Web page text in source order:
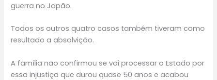
guerra no Japão.
Todos os outros quatro casos também tiveram como
resultado a absolvição.
A família não confirmou se vai processar o Estado por
essa injustiça que durou quase 50 anos e acabou